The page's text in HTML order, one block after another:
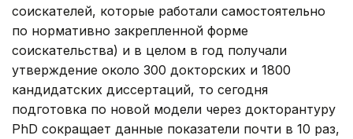
соискателей, которые работали самостоятельно
по нормативно закрепленной форме
соискательства) и в целом в год получали
утверждение около 300 докторских и 1800
кандидатских диссертаций, то сегодня
подготовка по новой модели через докторантуру
PhD сокращает данные показатели почти в 10 раз,